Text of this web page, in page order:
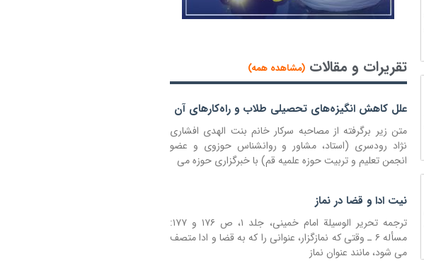
تقریرات و مقالات (مشاهده همه)
علل کاهش انگیزه‌های تحصیلی طلاب و راه‌کارهای آن
متن زیر برگرفته از مصاحبه سرکار خانم بنت الهدی افشاری
نژاد رودسری (استاد، مشاور و روانشناس حوزوی و عضو
انجمن تعلیم و تربیت حوزه علمیه قم) با خبرگزاری حوزه می
نیت ادا و قضا در نماز
ترجمه تحریر الوسیلة امام خمینی، جلد ۱، ص ۱۷۶ و ۱۷۷:
مسأله ۶ ـ ‏‏وقتی که نمازگزار، عنوانی را که به قضا و ادا متصف
می شود، مانند عنوان‏‎ ‎‏نماز